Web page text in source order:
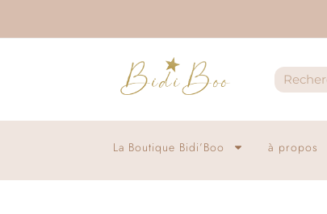
La Boutique Bidi’Boo à propos